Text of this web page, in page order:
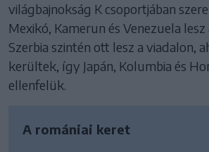
világbajnokság K csoportjában
Mexikó, Kamerun és Venezuela lesz
Szerbia szintén ott lesz a viadalon,
kerültek, így Japán, Kolumbia és
ellenfelük.
A romániai keret